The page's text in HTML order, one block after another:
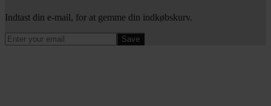
Indtast din e-mail, for at gemme din indkøbskurv.
Save